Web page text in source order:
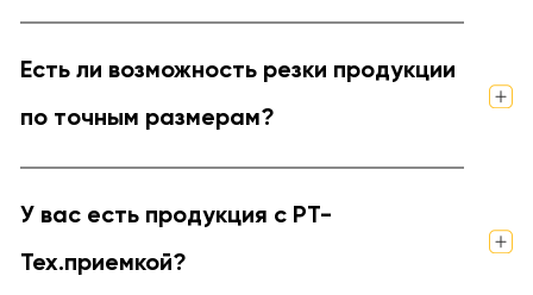
Есть ли возможность резки продукции
по точным размерам?
У вас есть продукция с РТ-
Тех.приемкой?